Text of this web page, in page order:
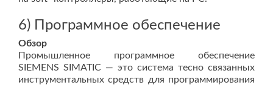
6) Программное обеспечение
Обзор
Промышленное программное обеспечение
SIEMENS SIMATIC — это система тесно связанных
инструментальных средств для программирования